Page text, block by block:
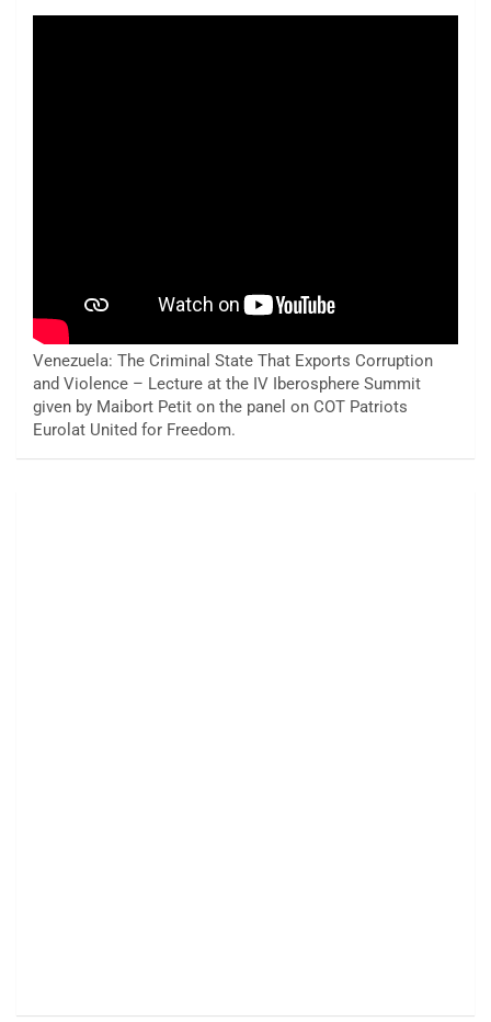
Venezuela: The Criminal State That Exports Corruption
and Violence – Lecture at the IV Iberosphere Summit
given by Maibort Petit on the panel on COT Patriots
Eurolat United for Freedom.